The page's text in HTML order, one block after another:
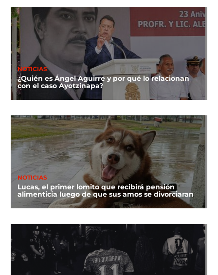
NOTICIAS
¿Quién es Ángel Aguirre y por qué lo relacionan
con el caso Ayotzinapa?
NOTICIAS
Lucas, el primer lomito que recibirá pensión
alimenticia luego de que sus amos se divorciaran